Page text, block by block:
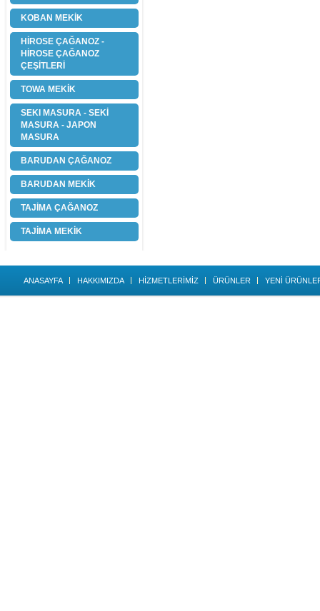
KOBAN MEKİK
HİROSE ÇAĞANOZ -
HİROSE ÇAĞANOZ
ÇEŞİTLERİ
TOWA MEKİK
SEKI MASURA - SEKİ
MASURA - JAPON
MASURA
BARUDAN ÇAĞANOZ
BARUDAN MEKİK
TAJİMA ÇAĞANOZ
TAJİMA MEKİK
ANASAYFA HAKKIMIZDA HİZMETLERİMİZ ÜRÜNLER YENİ